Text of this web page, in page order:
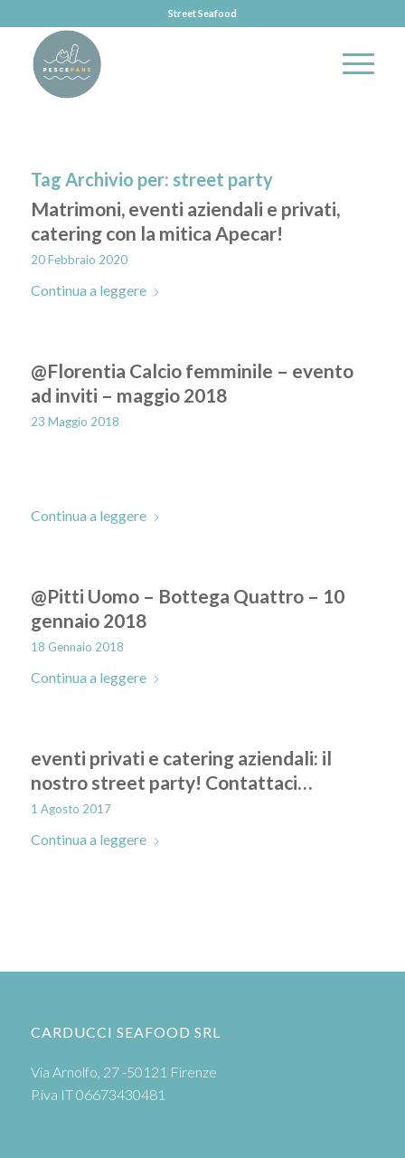
Street Seafood
Tag Archivio per: street party
Matrimoni, eventi aziendali e privati,
catering con la mitica Apecar!
20 Febbraio 2020
Continua a leggere
@Florentia Calcio femminile – evento
ad inviti – maggio 2018
23 Maggio 2018
Continua a leggere
@Pitti Uomo – Bottega Quattro – 10
gennaio 2018
18 Gennaio 2018
Continua a leggere
eventi privati e catering aziendali: il
nostro street party! Contattaci…
1 Agosto 2017
Continua a leggere
CARDUCCI SEAFOOD SRL
Via Arnolfo, 27 -50121 Firenze
P.iva IT 06673430481